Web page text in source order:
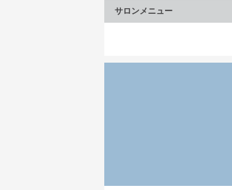
サロンメニュー